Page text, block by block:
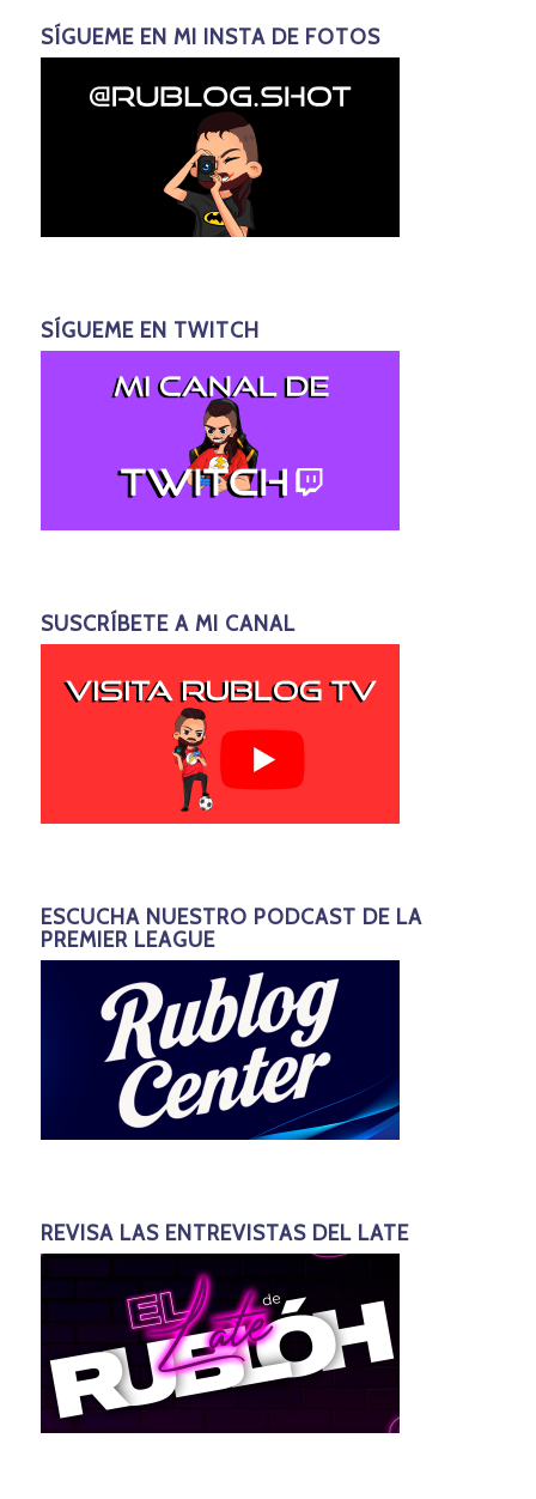
SÍGUEME EN MI INSTA DE FOTOS
SÍGUEME EN TWITCH
SUSCRÍBETE A MI CANAL
ESCUCHA NUESTRO PODCAST DE LA
PREMIER LEAGUE
REVISA LAS ENTREVISTAS DEL LATE